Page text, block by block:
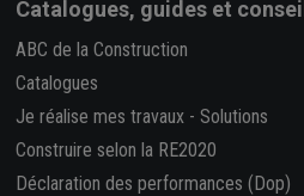
Catalogues, guides et
ABC de la Construction
Catalogues
Je réalise mes travaux - Solutions
Construire selon la RE2020
Déclaration des performances (Dop)